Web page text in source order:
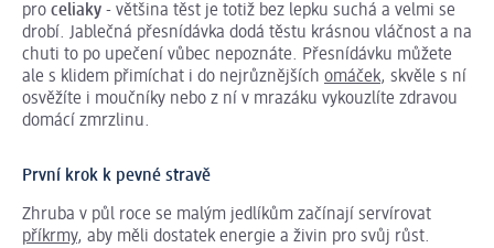
pro celiaky - většina těst je totiž bez lepku suchá a velmi se
drobí. Jablečná přesnídávka dodá těstu krásnou vláčnost a na
chuti to po upečení vůbec nepoznáte. Přesnídávku můžete
ale s klidem přimíchat i do nejrůznějších omáček, skvěle s ní
osvěžíte i moučníky nebo z ní v mrazáku vykouzlíte zdravou
domácí zmrzlinu.
První krok k pevné stravě
Zhruba v půl roce se malým jedlíkům začínají servírovat
příkrmy, aby měli dostatek energie a živin pro svůj růst.